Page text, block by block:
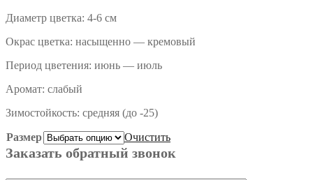
Диаметр цветка: 4-6 см
Окрас цветка: насыщенно — кремовый
Период цветения: июнь — июль
Аромат: слабый
Зимостойкость: средняя (до -25)
Размер Очистить
Заказать обратный звонок